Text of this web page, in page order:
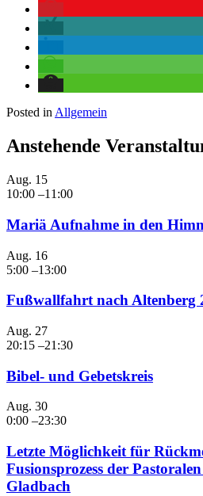
Posted in Allgemein
Anstehende
Aug. 15
10:00 –11:00
Mariä Aufnahme in den
Aug. 16
5:00 –13:00
Fußwallfahrt nach Altenberg
Aug. 27
20:15 –21:30
Bibel- und Gebetskreis
Aug. 30
0:00 –23:30
Letzte Möglichkeit für
Fusionsprozess der
Gladbach